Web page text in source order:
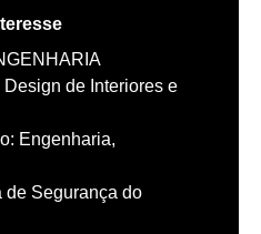
Design de Interiores e
Engenharia,
de Segurança do